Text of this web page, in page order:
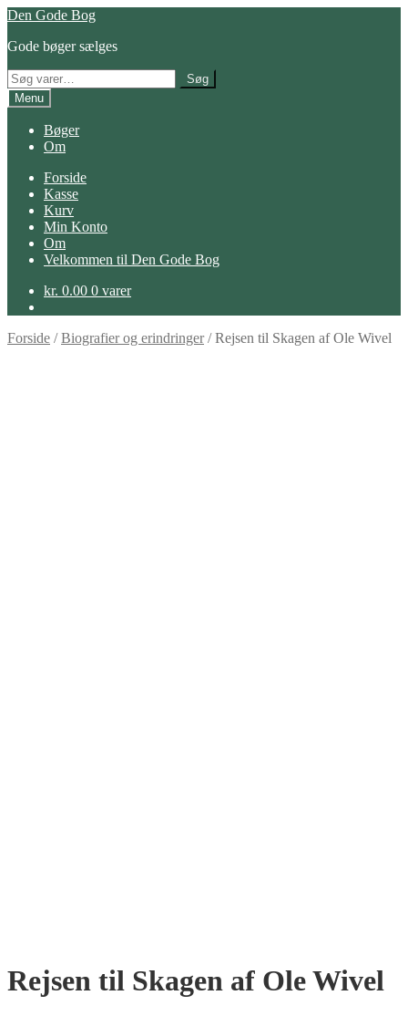
Spring
navigation
Spring
indhold
Den Gode Bog
Gode bøger sælges
Søg
efter:
Søg
Menu
Bøger
Om
Forside
Kasse
Kurv
Min Konto
Om
Velkommen til Den Gode Bog
kr. 0.00 0 varer
Forside /Biografier og erindringer/Rejsen til Skagen af Ole Wivel
Rejsen til Skagen af Ole Wivel